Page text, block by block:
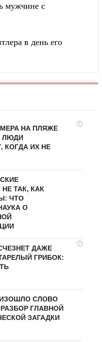
мужчине с
в день его
i
НА ПЛЯЖЕ
ЛЮДИ
КОГДА ИХ НЕ
ТАК, КАК
ЧТО
О
i
ДАЖЕ
ГРИБОК:
СЛОВО
ГЛАВНОЙ
ЗАГАДКИ